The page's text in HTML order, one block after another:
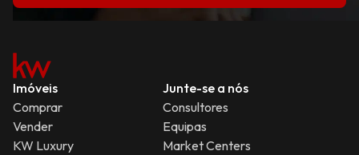
Imóveis
Comprar
Vender
KW Luxury
Junte-se a nós
Consultores
Equipas
Market Centers